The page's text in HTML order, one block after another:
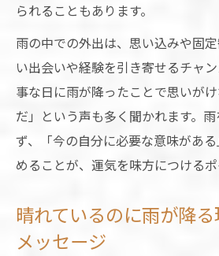
られることもあります。
雨の中での外出は、思い込みや固
い出会いや経験を引き寄せるチャ
事な日に雨が降ったことで思いが
だ」という声も多く聞かれます。
ず、「今の自分に必要な意味があ
めることが、運気を味方につけるポ
晴れているのに雨が降
メッセージ